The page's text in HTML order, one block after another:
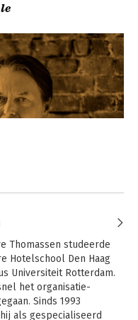
Thomassen studeerde
Hotelschool Den Haag
Universiteit Rotterdam.
het organisatie-
Sinds 1993
als gespecialiseerd